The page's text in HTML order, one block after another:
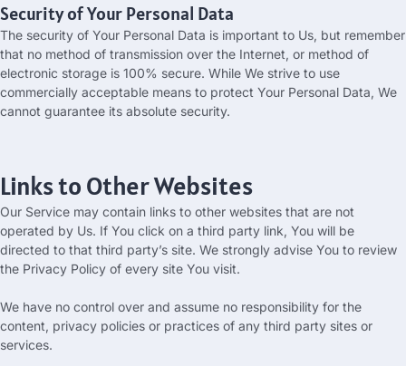
Security of Your Personal Data
The security of Your Personal Data is important to Us, but remember
that no method of transmission over the Internet, or method of
electronic storage is 100% secure. While We strive to use
commercially acceptable means to protect Your Personal Data, We
cannot guarantee its absolute security.
Links to Other Websites
Our Service may contain links to other websites that are not
operated by Us. If You click on a third party link, You will be
directed to that third party’s site. We strongly advise You to review
the Privacy Policy of every site You visit.
We have no control over and assume no responsibility for the
content, privacy policies or practices of any third party sites or
services.